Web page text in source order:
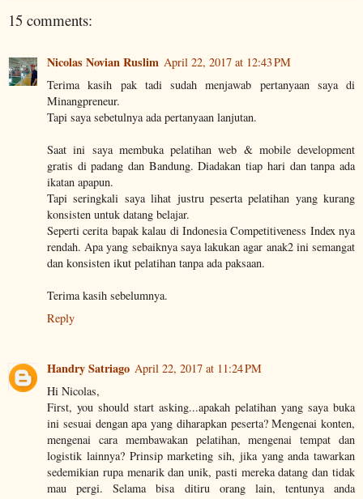
15 comments:
Nicolas Novian Ruslim April 22, 2017 at 12:43 PM
Terima kasih pak tadi sudah menjawab pertanyaan saya di
Minangpreneur.
Tapi saya sebetulnya ada pertanyaan lanjutan.
Saat ini saya membuka pelatihan web & mobile development
gratis di padang dan Bandung. Diadakan tiap hari dan tanpa ada
ikatan apapun.
Tapi seringkali saya lihat justru peserta pelatihan yang kurang
konsisten untuk datang belajar.
Seperti cerita bapak kalau di Indonesia Competitiveness Index nya
rendah. Apa yang sebaiknya saya lakukan agar anak2 ini semangat
dan konsisten ikut pelatihan tanpa ada paksaan.
Terima kasih sebelumnya.
Reply
Handry Satriago April 22, 2017 at 11:24 PM
Hi Nicolas,
First, you should start asking...apakah pelatihan yang saya buka
ini sesuai dengan apa yang diharapkan peserta? Mengenai konten,
mengenai cara membawakan pelatihan, mengenai tempat dan
logistik lainnya? Prinsip marketing sih, jika yang anda tawarkan
sedemikian rupa menarik dan unik, pasti mereka datang dan tidak
mau pergi. Selama bisa ditiru orang lain, tentunya anda